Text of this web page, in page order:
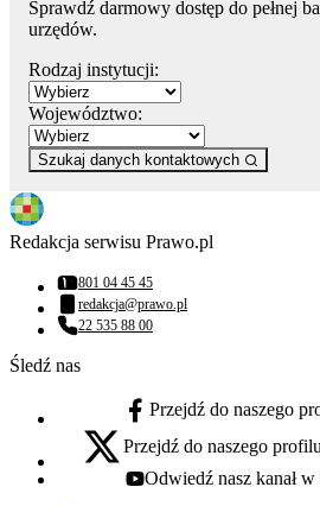
Sprawdź darmowy dostęp do pełnej
urzędów.
Rodzaj instytucji:
Województwo:
Szukaj danych kontaktowych
Redakcja serwisu Prawo.pl
Numer telefonu:
801 04 45 45
Adres email:
redakcja@prawo.pl
Numer telefonu:
22 535 88 00
Śledź nas
facebook - otwiera się w nowej
Przejdź do naszego
x - otwiera się w nowej karcie
Przejdź do naszego
youtube - otwiera się w nowej
Odwiedź nasz kanał